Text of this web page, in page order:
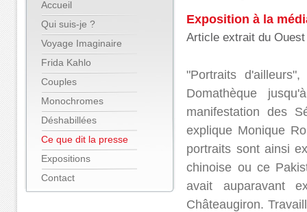
Accueil
Qui suis-je ?
Voyage Imaginaire
Frida Kahlo
Couples
Monochromes
Déshabillées
Ce que dit la presse
Expositions
Contact
Exposition à la
Article extrait du
"Portraits
Domathèque
manifestation des
explique Monique
portraits sont ainsi
chinoise ou ce
avait auparavant
Châteaugiron.